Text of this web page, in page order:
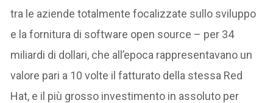
tra le aziende totalmente focalizzate sullo sviluppo
e la fornitura di software open source – per 34
miliardi di dollari, che all’epoca rappresentavano un
valore pari a 10 volte il fatturato della stessa Red
Hat, e il più grosso investimento in assoluto per